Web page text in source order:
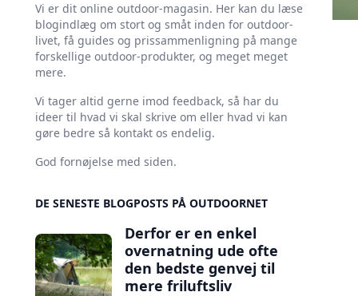
Vi er dit online outdoor-magasin. Her kan du læse
blogindlæg om stort og småt inden for outdoor-
livet, få guides og prissammenligning på mange
forskellige outdoor-produkter, og meget meget
mere.
Vi tager altid gerne imod feedback, så har du
ideer til hvad vi skal skrive om eller hvad vi kan
gøre bedre så kontakt os endelig.
God fornøjelse med siden.
DE SENESTE BLOGPOSTS PÅ OUTDOORNET
Derfor er en enkel
overnatning ude ofte
den bedste genvej til
mere friluftsliv